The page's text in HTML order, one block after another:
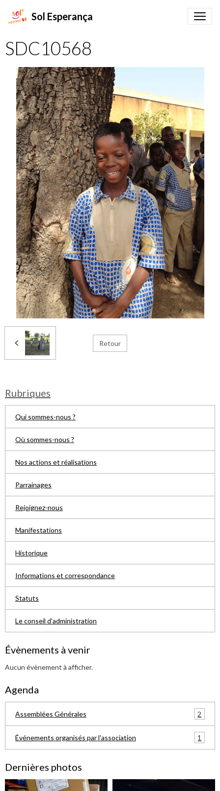
Sol Esperança
SDC10568
Retour
Rubriques
Qui sommes-nous ?
Où sommes-nous ?
Nos actions et réalisations
Parrainages
Rejoignez-nous
Manifestations
Historique
Informations et correspondance
Statuts
Le conseil d'administration
Évènements à venir
Aucun évènement à afficher.
Agenda
Assemblées Générales 2
Événements organisés par l'association 1
Dernières photos